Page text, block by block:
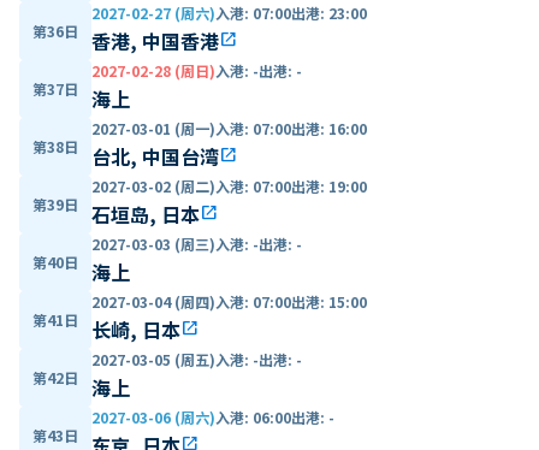
第36日
2027-02-27 (周六)入港: 07:00出港: 23:00
香港, 中国香港open_in_new
第37日
2027-02-28 (周日)入港: -出港: -
海上
第38日
2027-03-01 (周一)入港: 07:00出港: 16:00
台北, 中国台湾open_in_new
第39日
2027-03-02 (周二)入港: 07:00出港: 19:00
石垣岛, 日本open_in_new
第40日
2027-03-03 (周三)入港: -出港: -
海上
第41日
2027-03-04 (周四)入港: 07:00出港: 15:00
长崎, 日本open_in_new
第42日
2027-03-05 (周五)入港: -出港: -
海上
第43日
2027-03-06 (周六)入港: 06:00出港: -
open_in_new